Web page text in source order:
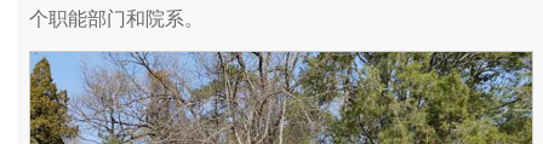
个职能部门和院系。